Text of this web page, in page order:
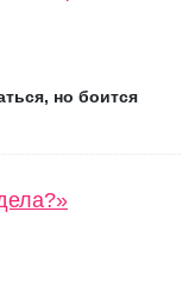
но боится